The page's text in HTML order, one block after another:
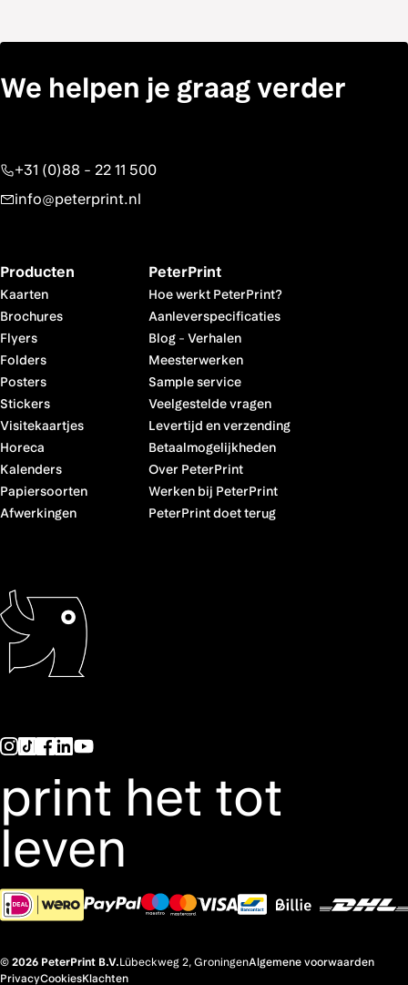
We helpen je graag verder
+31 (0)88 - 22 11 500
info@peterprint.nl
Producten
Kaarten
Brochures
Flyers
Folders
Posters
Stickers
Visitekaartjes
Horeca
Kalenders
Papiersoorten
Afwerkingen
PeterPrint
Hoe werkt PeterPrint?
Aanleverspecificaties
Blog- Verhalen
Meesterwerken
Sample service
Veelgestelde vragen
Levertijd en verzending
Betaalmogelijkheden
Over PeterPrint
Werken bij PeterPrint
PeterPrint doet terug
print het tot
leven
© 2026 PeterPrint B.V.Lübeckweg 2, GroningenAlgemene voorwaarden
PrivacyCookiesKlachten